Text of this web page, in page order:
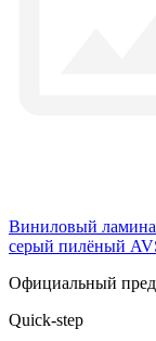
Виниловый
серый пилёный
Официальный
Quick-step